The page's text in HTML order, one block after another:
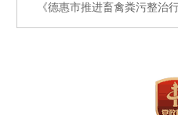
《德惠市推进畜禽粪污整治